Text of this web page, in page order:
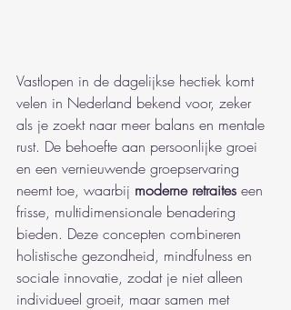
Vastlopen in de dagelijkse hectiek komt
velen in Nederland bekend voor, zeker
als je zoekt naar meer balans en mentale
rust. De behoefte aan persoonlijke groei
en een vernieuwende groepservaring
neemt toe, waarbij moderne retraites een
frisse, multidimensionale benadering
bieden. Deze concepten combineren
holistische gezondheid, mindfulness en
sociale innovatie, zodat je niet alleen
individueel groeit, maar samen met